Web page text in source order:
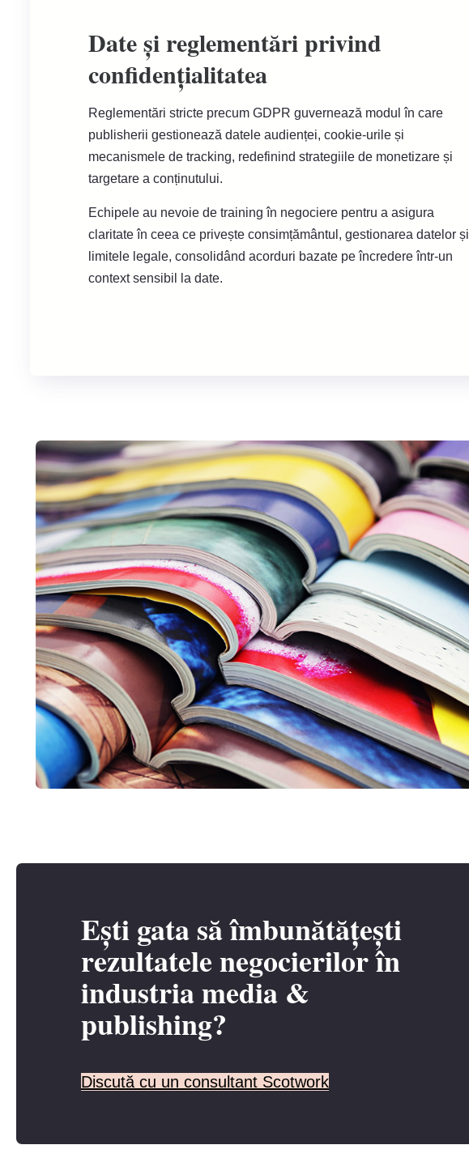
Date și reglementări privind
confidențialitatea
Reglementări stricte precum GDPR guvernează modul în care
publisherii gestionează datele audienței, cookie-urile și
mecanismele de tracking, redefinind strategiile de monetizare și
targetare a conținutului.
Echipele au nevoie de training în negociere pentru a asigura
claritate în ceea ce privește consimțământul, gestionarea datelor și
limitele legale, consolidând acorduri bazate pe încredere într-un
context sensibil la date.
Ești gata să îmbunătățești
rezultatele negocierilor în
industria media &
publishing?
Discută cu un consultant Scotwork